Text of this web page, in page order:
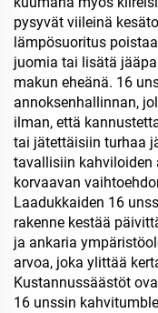
pysyvät viileinä
lämpösuoritus
juomia tai lisätä
makun eheänä. 16
annoksenhallinnan,
ilman, että
tai jätettäisiin turhaa
tavallisiin kahviloiden
korvaavan
Laadukkaiden 16
rakenne kestää
ja ankaria
arvoa, joka ylittää
Kustannussäästöt
16 unssin